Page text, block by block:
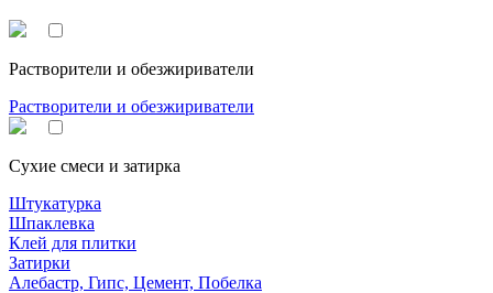
Растворители и обезжириватели
Растворители и обезжириватели
Сухие смеси и затирка
Штукатурка
Шпаклевка
Клей для плитки
Затирки
Алебастр, Гипс, Цемент, Побелка